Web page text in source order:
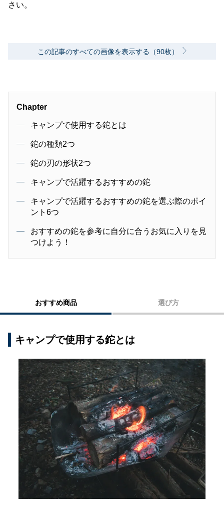
さい。
この記事のすべての画像を表示する（90枚）
Chapter
キャンプで使用する鉈とは
鉈の種類2つ
鉈の刃の形状2つ
キャンプで活躍するおすすめの鉈
キャンプで活躍するおすすめの鉈を選ぶ際のポイ
ント6つ
おすすめの鉈を参考に自分に合うお気に入りを見
つけよう！
おすすめ商品 選び方
キャンプで使用する鉈とは